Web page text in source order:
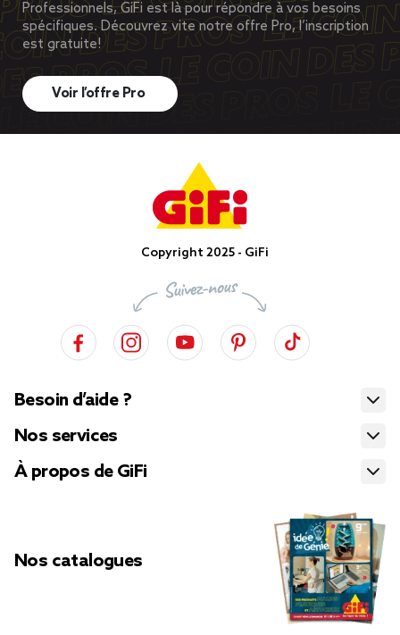
Professionnels, GiFi est là pour répondre à vos besoins
spécifiques. Découvrez vite notre offre Pro, l’inscription
est gratuite!
Voir l’offre Pro
Copyright 2025 - GiFi
Besoin d’aide ?
Nos services
À propos de GiFi
Nos catalogues